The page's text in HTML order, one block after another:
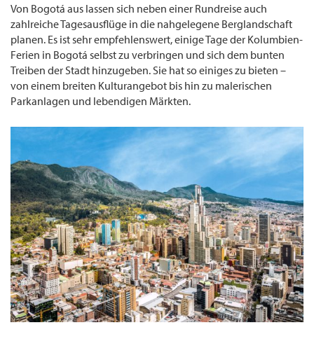
Von Bogotá aus lassen sich neben einer Rundreise auch
zahlreiche Tagesausflüge in die nahgelegene Berglandschaft
planen. Es ist sehr empfehlenswert, einige Tage der Kolumbien-
Ferien in Bogotá selbst zu verbringen und sich dem bunten
Treiben der Stadt hinzugeben. Sie hat so einiges zu bieten –
von einem breiten Kulturangebot bis hin zu malerischen
Parkanlagen und lebendigen Märkten.